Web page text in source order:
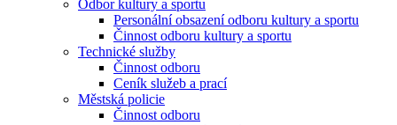
Odbor kultury a sportu
Personální obsazení odboru kultury a sportu
Činnost odboru kultury a sportu
Technické služby
Činnost odboru
Ceník služeb a prací
Městská policie
Činnost odboru